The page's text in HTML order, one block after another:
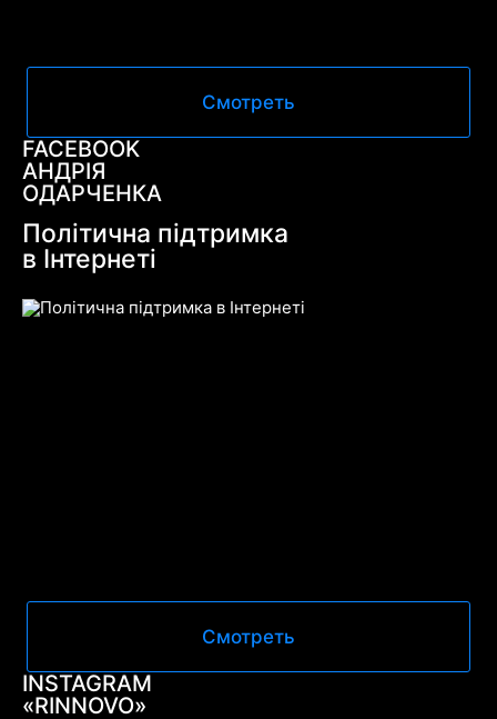
Смотреть
FACEBOOK
АНДРІЯ
ОДАРЧЕНКА
Політична підтримка
в Інтернеті
Смотреть
INSTAGRAM
«RINNOVO»